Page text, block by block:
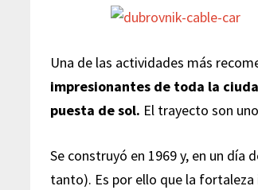
Una de las actividades más
impresionantes de toda la
puesta de sol. El trayecto son
Se construyó en 1969 y, en un día
tanto). Es por ello que la fortaleza